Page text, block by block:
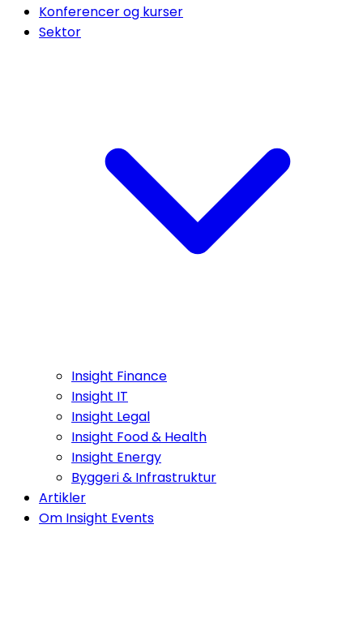
Konferencer og kurser
Sektor
Insight Finance
Insight IT
Insight Legal
Insight Food & Health
Insight Energy
Byggeri & Infrastruktur
Artikler
Om Insight Events